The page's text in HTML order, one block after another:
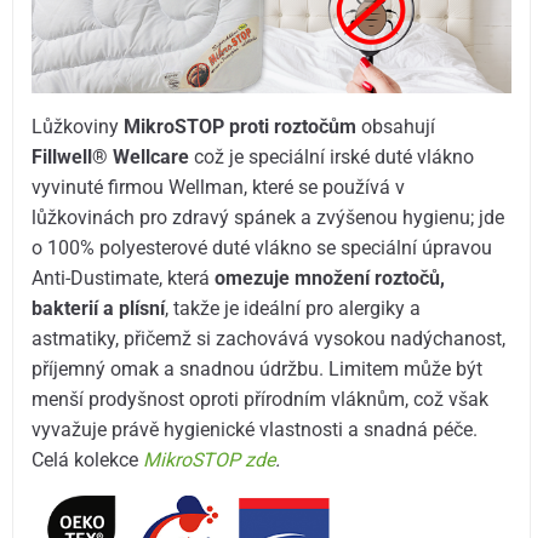
Lůžkoviny MikroSTOP proti roztočůmobsahují
Fillwell® Wellcarecož je speciální irské duté vlákno
vyvinuté firmou Wellman, které se používá v
lůžkovinách pro zdravý spánek a zvýšenou hygienu; jde
o 100% polyesterové duté vlákno se speciální úpravou
Anti-Dustimate, kteráomezuje množení roztočů,
bakterií a plísní, takže je ideální pro alergiky a
astmatiky, přičemž si zachovává vysokou nadýchanost,
příjemný omak a snadnou údržbu. Limitem může být
menší prodyšnost oproti přírodním vláknům, což však
vyvažuje právě hygienické vlastnosti a snadná péče.
Celá kolekce MikroSTOP zde.